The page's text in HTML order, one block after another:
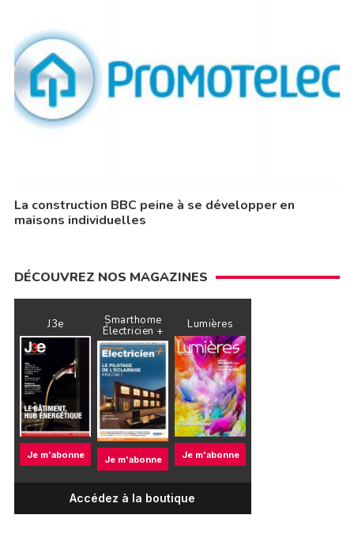
La construction BBC peine à se développer en
maisons individuelles
DÉCOUVREZ NOS MAGAZINES
J3e
Je m'abonne
Smarthome
Électricien +
Je m'abonne
Lumières
Je m'abonne
Accédez à la boutique